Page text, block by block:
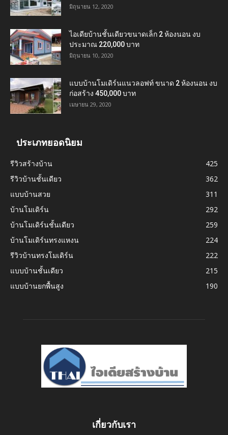
มิถุนายน 12, 2020
ไอเดียบ้านชั้นเดียวขนาดเล็ก 2 ห้องนอน งบ
ประมาณ 220,000 บาท
มิถุนายน 10, 2020
แบบบ้านโมเดิร์นแนวลอฟท์ ขนาด 2 ห้องนอน งบ
ก่อสร้าง 450,000 บาท
เมษายน 29, 2020
ประเภทยอดนิยม
รีวิวสร้างบ้าน
425
รีวิวบ้านชั้นเดียว
362
แบบบ้านสวย
311
บ้านโมเดิร์น
292
บ้านโมเดิร์นชั้นเดียว
259
บ้านโมเดิร์นทรงแหงน
224
รีวิวบ้านทรงโมเดิร์น
222
แบบบ้านชั้นเดียว
215
แบบบ้านยกพื้นสูง
190
เกี่ยวกับเรา